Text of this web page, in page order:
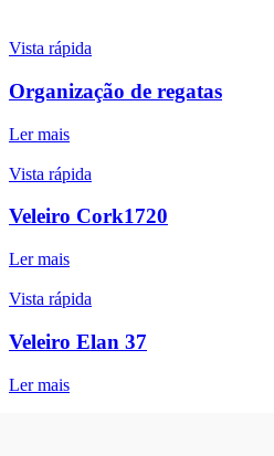
Vista rápida
Organização de regatas
Ler mais
Vista rápida
Veleiro Cork1720
Ler mais
Vista rápida
Veleiro Elan 37
Ler mais